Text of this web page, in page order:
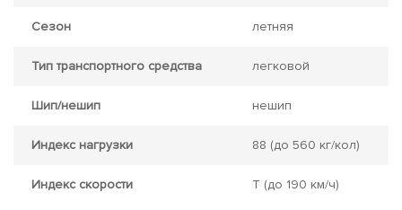
Сезон летняя
Тип транспортного средства легковой
Шип/нешип нешип
Индекс нагрузки 88 (до 560 кг/кол)
Индекс скорости T (до 190 км/ч)